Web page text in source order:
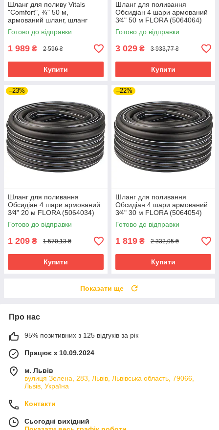
Шланг для поливу Vitals
"Comfort", ¾" 50 м,
армований шланг, шланг
високого тиску 10 бар
Готово до відправки
1 989 ₴ 2 596 ₴
Купити
Шланг для поливання
Обсидіан 4 шари армований
3⁄4" 50 м FLORA (5064064)
riven
Готово до відправки
3 029 ₴ 3 933,77 ₴
Купити
–23%
Шланг для поливання
Обсидіан 4 шари армований
3⁄4" 20 м FLORA (5064034)
riven
Готово до відправки
1 209 ₴ 1 570,13 ₴
Купити
–22%
Шланг для поливання
Обсидіан 4 шари армований
3⁄4" 30 м FLORA (5064054)
riven
Готово до відправки
1 819 ₴ 2 332,05 ₴
Купити
Показати ще
Про нас
95% позитивних з 125 відгуків за рік
Працює з 10.09.2024
м. Львів
вулиця Зелена, 283, Львів, Львівська область, 79066,
Львів, Україна
Контакти
Сьогодні вихідний